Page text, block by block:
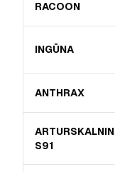
RACOON
INGŪNA
ANTHRAX
ARTURSKALNIN​
S91